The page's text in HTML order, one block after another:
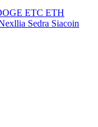
ETC ETH
Sedra Siacoin